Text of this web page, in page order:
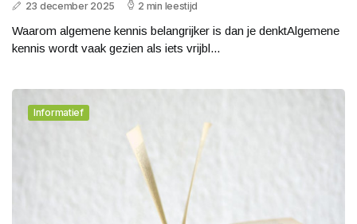
23 december 2025 2 min leestijd
Waarom algemene kennis belangrijker is dan je denktAlgemene
kennis wordt vaak gezien als iets vrijbl...
Informatief